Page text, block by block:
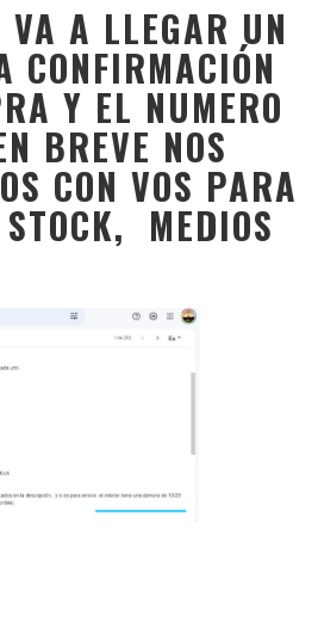
VA A LLEGAR UN
CONFIRMACIÓN
Y EL NUMERO
BREVE NOS
CON VOS PARA
MEDIOS